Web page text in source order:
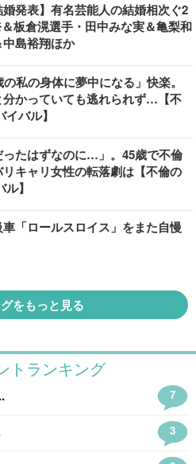
婚発表】有名芸能人の結婚相次ぐ2
板倉滉選手・田中みな実＆亀梨和
島裕翔ほか
私の身体に夢中になる」快楽。
分かっていても逃れられず…【不
バル】
ったはずなのに…」。45歳で不倫
キャリ女性の転落劇は【不倫の
】
「ロールスロイス」をまた自慢
をもっと見る